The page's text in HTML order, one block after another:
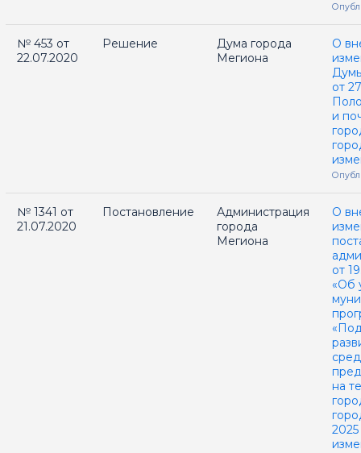
№ 453 от
22.07.2020
Решение
Дума города
Мегиона
О
от
и
№ 1341 от
21.07.2020
Постановление
Администрация
города
Мегиона
О
от
«Об
на